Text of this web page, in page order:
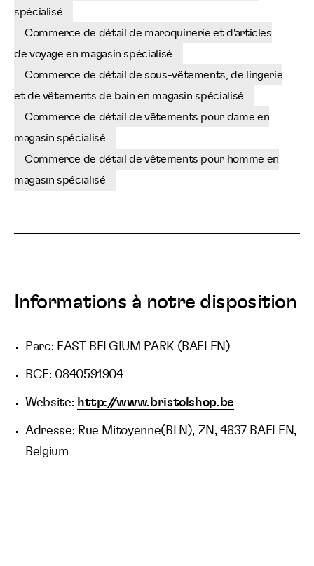
spécialisé
Commerce de détail de maroquinerie et d'articles
de voyage en magasin spécialisé
Commerce de détail de sous-vêtements, de lingerie
et de vêtements de bain en magasin spécialisé
Commerce de détail de vêtements pour dame en
magasin spécialisé
Commerce de détail de vêtements pour homme en
magasin spécialisé
Informations à notre disposition
Parc: EAST BELGIUM PARK (BAELEN)
BCE: 0840591904
Website: http://www.bristolshop.be
Adresse: Rue Mitoyenne(BLN), ZN, 4837 BAELEN,
Belgium